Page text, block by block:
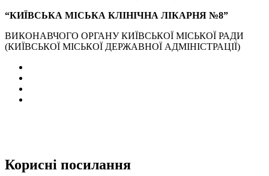
“КИЇВСЬКА МІСЬКА КЛІНІЧНА ЛІКАРНЯ №8”
ВИКОНАВЧОГО ОРГАНУ КИЇВСЬКОЇ МІСЬКОЇ РАДИ
(КИЇВСЬКОЇ МІСЬКОЇ ДЕРЖАВНОЇ АДМІНІСТРАЦІЇ)
Корисні посилання